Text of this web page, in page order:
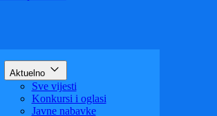
propisi
podataka
Aktuelno